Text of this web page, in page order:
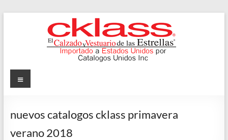
Cklass
y
Vestuario
Menu
nuevos catalogos cklass primavera
verano 2018